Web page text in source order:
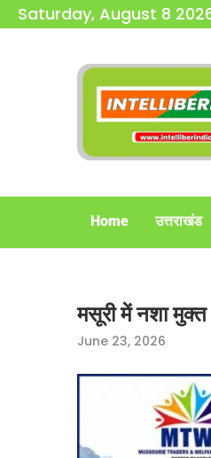
Saturday, August 8
Home उत्तराखंड
मसूरी में नशा
June 23, 2026